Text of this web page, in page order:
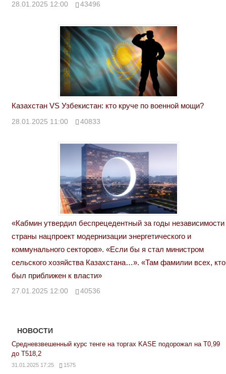
28.01.2025 12:00 43496
Казахстан VS Узбекистан: кто круче по военной мощи?
28.01.2025 11:00 40833
«Кабмин утвердил беспрецедентный за годы независимости
страны нацпроект модернизации энергетического и
коммунального секторов». «Если бы я стал министром
сельского хозяйства Казахстана…». «Там фамилии всех, кто
был приближен к власти»
27.01.2025 12:00 40536
НОВОСТИ
Средневзвешенный курс тенге на торгах KASE подорожал на Т0,99
до Т518,2
31.01.2025 17:25 1575